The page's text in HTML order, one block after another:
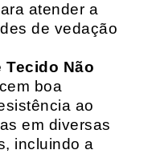
atender a
de vedação
Tecido Não
boa
ao
em diversas
incluindo a